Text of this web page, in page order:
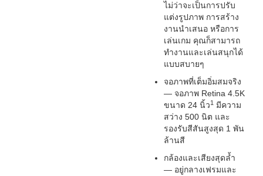
ไม่ว่าจะเป็นการปรับ
แต่งรูปภาพ การสร้าง
งานนำเสนอ หรือการ
เล่นเกม คุณก็สามารถ
ทำงานและเล่นสนุกได้
แบบสบายๆ
จอภาพที่เต็มอิ่มสมจริง
— จอภาพ Retina 4.5K
ขนาด 24 นิ้ว1 มีความ
สว่าง 500 นิต และ
รองรับสีสันสูงสุด 1 พัน
ล้านสี
กล้องและเสียงสุดล้ำ
— อยู่กลางเฟรมและ